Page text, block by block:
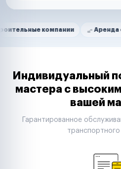
Нам доверяют
компании Аренда
Маркетплейсы
Таксопарки
Автодилеры
Строительные компании
Аренда спецтехники
Индивидуальный
мастера с
вашей
Гарантированное